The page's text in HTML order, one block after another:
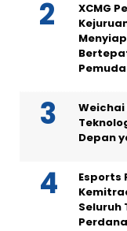
XCMG
Weichai
Depan
Esports
Seluruh